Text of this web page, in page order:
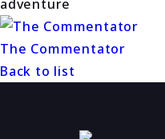
adventure
The Commentator
Back to list